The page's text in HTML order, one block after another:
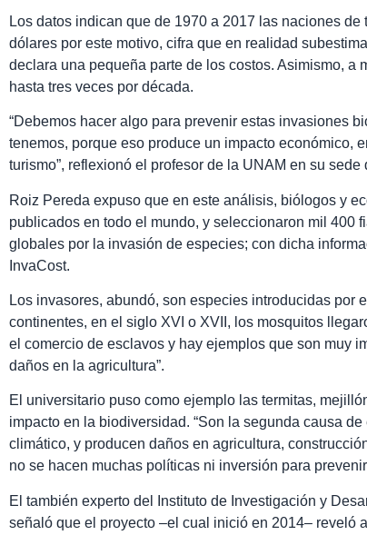
Los datos indican que de 1970 a 2017 las naciones
dólares por este motivo, cifra que en realidad
declara una pequeña parte de los costos. Asimismo, a
hasta tres veces por década.
“Debemos hacer algo para prevenir estas invasiones
tenemos, porque eso produce un impacto económico,
turismo”, reflexionó el profesor de la UNAM en su sede
Roiz Pereda expuso que en este análisis, biólogos y
publicados en todo el mundo, y seleccionaron mil 400
globales por la invasión de especies; con dicha
InvaCost.
Los invasores, abundó, son especies introducidas por
continentes, en el siglo XVI o XVII, los mosquitos
el comercio de esclavos y hay ejemplos que son muy
daños en la agricultura”.
El universitario puso como ejemplo las termitas,
impacto en la biodiversidad. “Son la segunda causa
climático, y producen daños en agricultura,
no se hacen muchas políticas ni inversión para
El también experto del Instituto de Investigación y
señaló que el proyecto –el cual inició en 2014– reveló